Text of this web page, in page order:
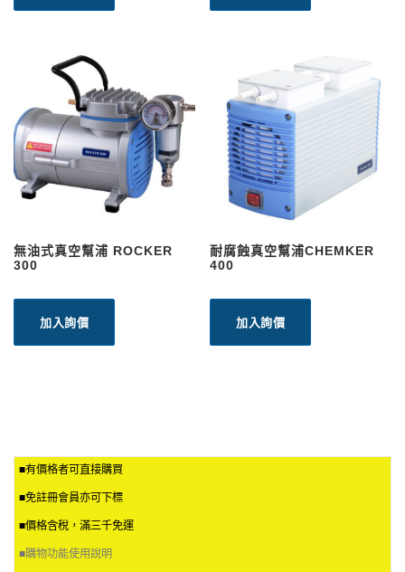
無油式真空幫浦 ROCKER
300
加入詢價
耐腐蝕真空幫浦CHEMKER
400
加入詢價
■有價格者可直接購買
■免註冊會員亦可下標
■價格含稅，滿三千免運
■購物功能使用說明